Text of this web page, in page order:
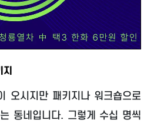
오시지만 패키지나 워크숍으로
동네입니다. 그렇게 수십 명씩